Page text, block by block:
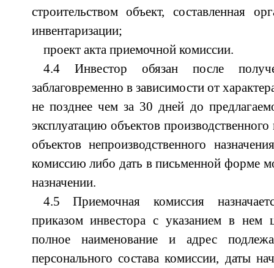
строительством объект, составленная
инвентаризации;
проект акта приемочной комиссии.
4.4 Инвестор обязан после
заблаговременно в зависимости от
не позднее чем за 30 дней до
эксплуатацию объектов
объектов непроизводственного
комиссию либо дать в письменной форме
назначении.
4.5 Приемочная комиссия
приказом инвестора с указанием в нем
полное наименование и адрес
персонального состава комиссии, даты